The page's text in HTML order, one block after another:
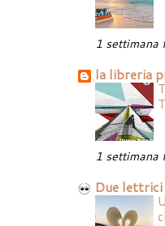
1 settimana
la libreria
1 settimana
Due